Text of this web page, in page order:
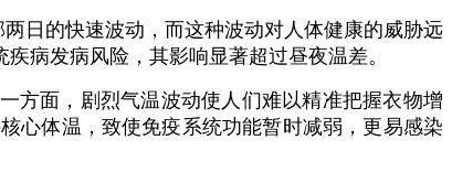
日的快速波动，而这种波动对人体健康的威胁远
病发病风险，其影响显著超过昼夜温差。
方面，剧烈气温波动使人们难以精准把握衣物增
心体温，致使免疫系统功能暂时减弱，更易感染